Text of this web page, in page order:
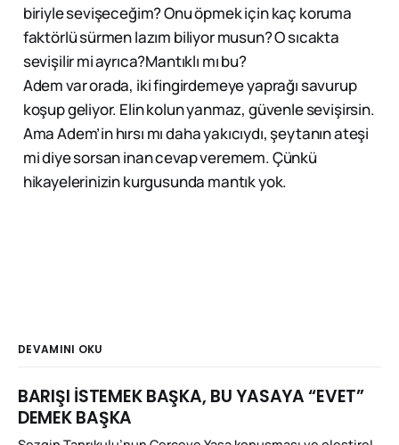
biriyle sevişeceğim? Onu öpmek için kaç koruma
faktörlü sürmen lazım biliyor musun? O sıcakta
sevişilir mi ayrıca?Mantıklı mı bu?
Adem var orada, iki fingirdemeye yaprağı savurup
koşup geliyor. Elin kolun yanmaz, güvenle sevişirsin.
Ama Adem’in hırsı mı daha yakıcıydı, şeytanın ateşi
mi diye sorsan inan cevap veremem. Çünkü
hikayelerinizin kurgusunda mantık yok.
DEVAMINI OKU
BARIŞI İSTEMEK BAŞKA, BU YASAYA “EVET”
DEMEK BAŞKA